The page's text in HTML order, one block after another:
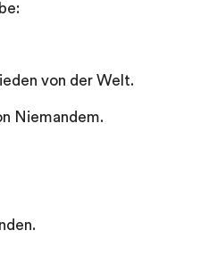
von der Welt.
Niemandem.